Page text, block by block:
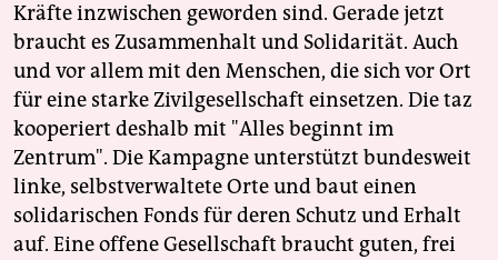
Kräfte inzwischen geworden sind. Gerade jetzt
braucht es Zusammenhalt und Solidarität. Auch
und vor allem mit den Menschen, die sich vor Ort
für eine starke Zivilgesellschaft einsetzen. Die taz
kooperiert deshalb mit "Alles beginnt im
Zentrum". Die Kampagne unterstützt bundesweit
linke, selbstverwaltete Orte und baut einen
solidarischen Fonds für deren Schutz und Erhalt
auf. Eine offene Gesellschaft braucht guten, frei